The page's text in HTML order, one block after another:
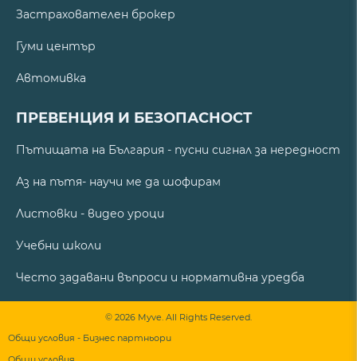
Застрахователен брокер
Гуми център
Автомивка
ПРЕВЕНЦИЯ И БЕЗОПАСНОСТ
Пътищата на България - пусни сигнал за нередност
Аз на пътя- научи ме да шофирам
Листовки - видео уроци
Учебни школи
Често задавани въпроси и нормативна уредба
© 2026 Myve. All Rights Reserved.
Общи условия - Бизнес партньори